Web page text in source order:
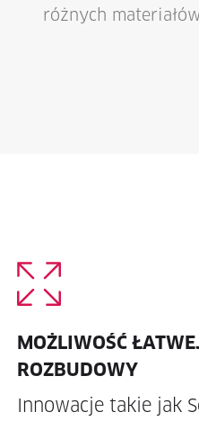
różnych
Innowacje takie jak
MOŻLIWOŚĆ
ROZBUDOWY